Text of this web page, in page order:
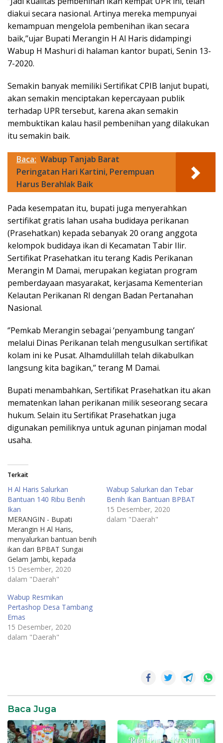
diakui secara nasional. Artinya mereka mempunyai
kemampuan mengelola pembenihan ikan secara
baik,’’ujar Bupati Merangin H Al Haris didampingi
Wabup H Mashuri di halaman kantor bupati, Senin 13-
7-2020.
Semakin banyak memiliki Sertifikat CPIB lanjut bupati,
akan semakin menciptakan kepercayaan publik
terhadap UPR tersebut, karena akan semakin
membuktikan kalau hasil pembenihan yang dilakukan
itu semakin baik.
Baca: Wabup Tanjab Barat
Peringatan Hari Kartini, Perempuan
Harus Berahlak Baik
Pada kesempatan itu, bupati juga menyerahkan
sertifikat gratis lahan usaha budidaya perikanan
(Prasehatkan) kepada sebanyak 20 orang anggota
kelompok budidaya ikan di Kecamatan Tabir Ilir.
Sertifikat Prasehatkan itu terang Kadis Perikanan
Merangin M Damai, merupakan kegiatan program
pemberdayaan masyarakat, kerjasama Kementerian
Kelautan Perikanan RI dengan Badan Pertanahan
Nasional.
‘’Pemkab Merangin sebagai ‘penyambung tangan’
melalui Dinas Perikanan telah mengusulkan sertifikat
kolam ini ke Pusat. Alhamdulillah telah dikabulkan
langsung kita bagikan,’’ terang M Damai.
Bupati menambahkan, Sertifikat Prasehatkan itu akan
mematenkan lahan perikanan milik seseorang secara
hukum. Selain itu Sertifikat Prasehatkan juga
digunakan pemiliknya untuk agunan pinjaman modal
usaha.
Terkait
H Al Haris Salurkan
Bantuan 140 Ribu Benih
Ikan
MERANGIN - Bupati
Merangin H Al Haris,
menyalurkan bantuan benih
ikan dari BPBAT Sungai
Gelam Jambi, kepada
sebanyak 10 kelompok tani
yang tersebar di lima
Kabupaten Merangin,
Kamis (11/6).Sebanyak 10
kelompok tani itu berada di
Kecamatan, Bangko Barat,
Bangko, Tabir Lintas, Tabir
15 Desember, 2020
dalam "Daerah"
Wabup Salurkan dan Tebar
Benih Ikan Bantuan BPBAT
15 Desember, 2020
dalam "Daerah"
Wabup Resmikan
Pertashop Desa Tambang
Emas
15 Desember, 2020
dalam "Daerah"
Baca Juga